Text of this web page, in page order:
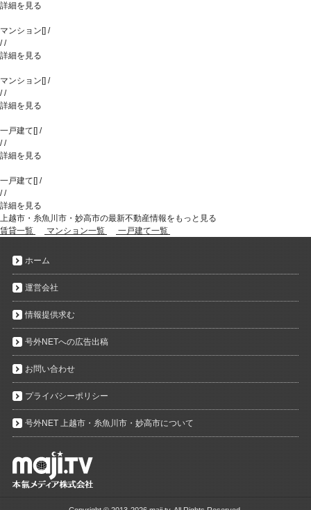
詳細を見る
マンション [] /
//
詳細を見る
マンション [] /
//
詳細を見る
一戸建て [] /
//
詳細を見る
一戸建て [] /
//
詳細を見る
上越市・糸魚川市・妙高市の最新不動産情報をもっと見る
賃貸一覧
マンション一覧 一戸建て一覧
ホーム
運営会社
情報提供求む
号外NETへの広告出稿
お問い合わせ
プライバシーポリシー
号外NET 上越市・糸魚川市・妙高市について